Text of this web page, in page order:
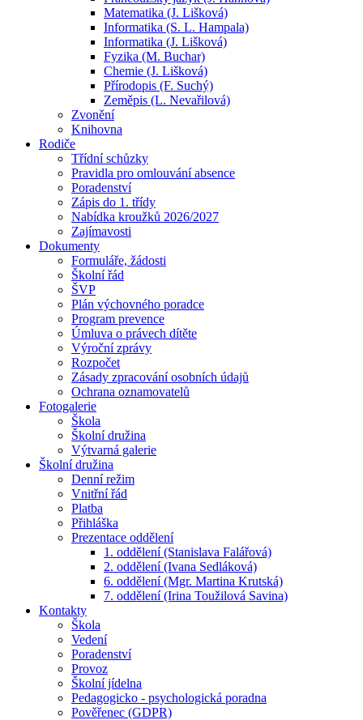
Matematika (J. Lišková)
Informatika (S. L. Hampala)
Informatika (J. Lišková)
Fyzika (M. Buchar)
Chemie (J. Lišková)
Přírodopis (F. Suchý)
Zeměpis (L. Nevařilová)
Zvonění
Knihovna
Rodiče
Třídní schůzky
Pravidla pro omlouvání absence
Poradenství
Zápis do 1. třídy
Nabídka kroužků 2026/2027
Zajímavosti
Dokumenty
Formuláře, žádosti
Školní řád
ŠVP
Plán výchovného poradce
Program prevence
Úmluva o právech dítěte
Výroční zprávy
Rozpočet
Zásady zpracování osobních údajů
Ochrana oznamovatelů
Fotogalerie
Škola
Školní družina
Výtvarná galerie
Školní družina
Denní režim
Vnitřní řád
Platba
Přihláška
Prezentace oddělení
1. oddělení (Stanislava Falářová)
2. oddělení (Ivana Sedláková)
6. oddělení (Mgr. Martina Krutská)
7. oddělení (Irina Toužilová Savina)
Kontakty
Škola
Vedení
Poradenství
Provoz
Školní jídelna
Pedagogicko - psychologická poradna
Pověřenec (GDPR)